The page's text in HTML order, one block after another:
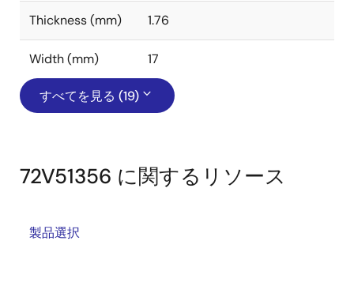
Thickness (mm) 1.76
Width (mm) 17
すべてを見る (19)
72V51356 に関するリソース
製品選択